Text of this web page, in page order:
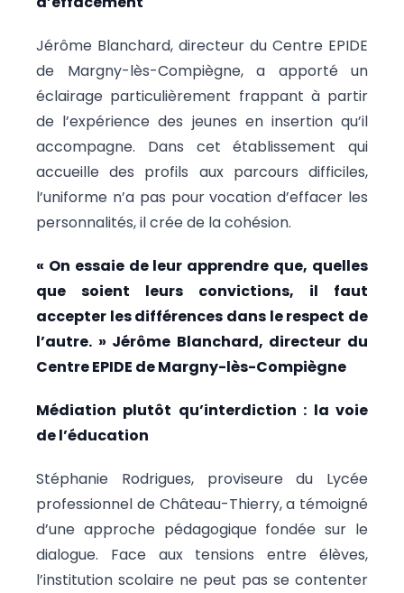
Jérôme Blanchard, directeur du Centre EPIDE
de Margny-lès-Compiègne, a apporté un
éclairage particulièrement frappant à partir
de l’expérience des jeunes en insertion qu’il
accompagne. Dans cet établissement qui
accueille des profils aux parcours difficiles,
l’uniforme n’a pas pour vocation d’effacer les
personnalités, il crée de la cohésion.
« On essaie de leur apprendre que, quelles
que soient leurs convictions, il faut
accepter les différences dans le respect de
l’autre. » Jérôme Blanchard, directeur du
Centre EPIDE de Margny-lès-Compiègne
Médiation plutôt qu’interdiction : la voie
de l’éducation
Stéphanie Rodrigues, proviseure du Lycée
professionnel de Château-Thierry, a témoigné
d’une approche pédagogique fondée sur le
dialogue. Face aux tensions entre élèves,
l’institution scolaire ne peut pas se contenter